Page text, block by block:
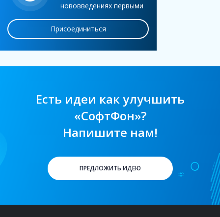
нововведениях первыми
Присоединиться
Есть идеи как улучшить
«СофтФон»?
Напишите нам!
ПРЕДЛОЖИТЬ ИДЕЮ